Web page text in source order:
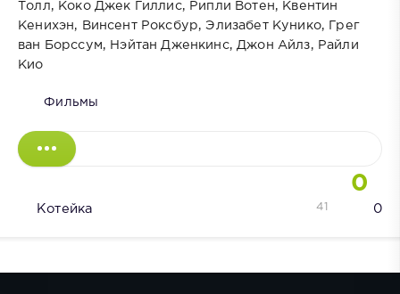
Толл, Коко Джек Гиллис, Рипли Вотен, Квентин
Кенихэн, Винсент Роксбур, Элизабет Кунико, Грег
ван Борссум, Нэйтан Дженкинс, Джон Айлз, Райли
Кио
Фильмы
0
Котейка 0
41